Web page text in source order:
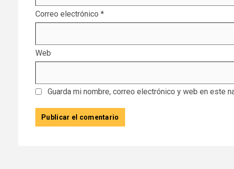
Correo electrónico *
Web
Guarda mi nombre, correo electrónico y web en este